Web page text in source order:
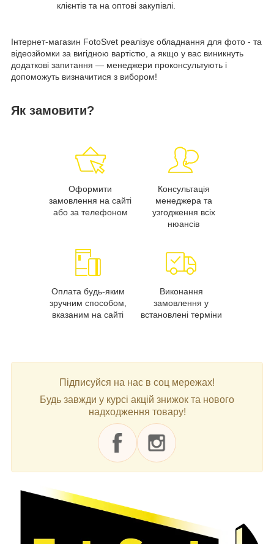
клієнтів та на оптові закупівлі.
Інтернет-магазин FotoSvet реалізує обладнання для фото - та
відеозйомки за вигідною вартістю, а якщо у вас виникнуть
додаткові запитання — менеджери проконсультують і
допоможуть визначитися з вибором!
Як замовити?
Оформити
замовлення на сайті
або за телефоном
Консультація
менеджера та
узгодження всіх
нюансів
Оплата будь-яким
зручним способом,
вказаним на сайті
Виконання
замовлення у
встановлені терміни
Підписуйся на нас в соц мережах!
Будь завжди у курсі акцій знижок та нового
надходження товару!